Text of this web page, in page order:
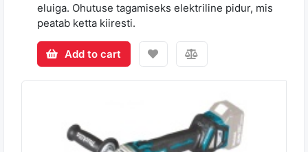
eluiga. Ohutuse tagamiseks elektriline pidur, mis
peatab ketta kiiresti.
Add to cart